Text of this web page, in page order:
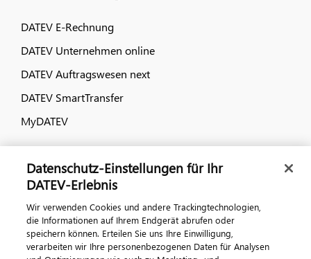
DATEV E-Rechnung
DATEV Unternehmen online
DATEV Auftragswesen next
DATEV SmartTransfer
MyDATEV
Veranstaltungen
DATEV magazin
DATEV-Community
Datenschutz-Einstellungen für Ihr
DATEV-Erlebnis
Wir verwenden Cookies und andere Trackingtechnologien,
die Informationen auf Ihrem Endgerät abrufen oder
speichern können. Erteilen Sie uns Ihre Einwilligung,
verarbeiten wir Ihre personenbezogenen Daten für Analysen